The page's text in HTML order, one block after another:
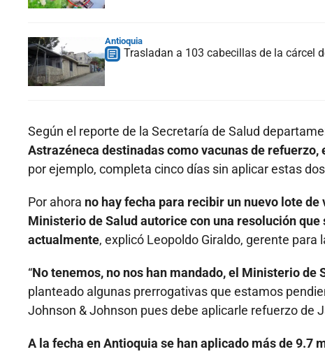
Antioquia
Trasladan a 103 cabecillas de la cárcel
Según el reporte de la Secretaría de Salud
Astrazéneca destinadas como vacunas de
por ejemplo, completa cinco días sin aplicar estas
Por ahora no hay fecha para recibir un nuevo lote
Ministerio de Salud autorice con una resolución
actualmente, explicó Leopoldo Giraldo, gerente para
“No tenemos, no nos han mandado, el Ministerio
planteado algunas prerrogativas que estamos
Johnson & Johnson pues debe aplicarle refuerzo de
A la fecha en Antioquia se han aplicado más de 9.7